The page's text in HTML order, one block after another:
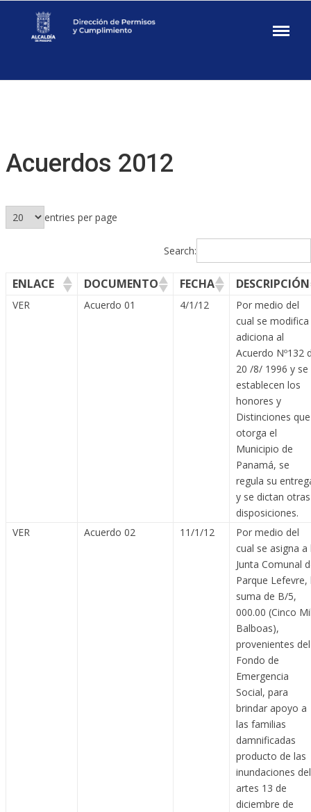
content
Permisos y
Cumplimiento
Acuerdos 2012
entries per page
Search:
ENLACE DOCUMENTO FECHA DESCRIPCIÓN
VER Acuerdo 01 4/1/12
Por medio del
cual se modifica
adiciona al
Acuerdo Nº132
20 /8/ 1996 y se
establecen los
honores y
Distinciones que
otorga el
Municipio de
Panamá, se
regula su
y se dictan otras
disposiciones.
VER
Acuerdo 02 11/1/12
Por medio del
cual se asigna a
Junta Comunal
Parque Lefevre,
suma de B/5,
000.00 (Cinco
Balboas),
provenientes del
Fondo de
Emergencia
Social, para
brindar apoyo a
las familias
damnificadas
producto de las
inundaciones del
artes 13 de
diciembre de